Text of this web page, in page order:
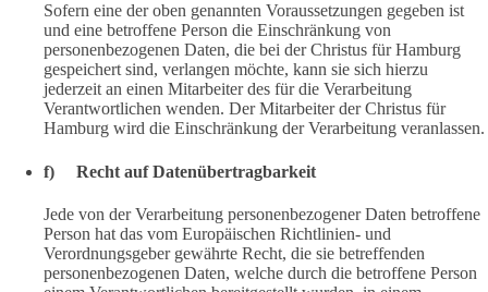
Sofern eine der oben genannten Voraussetzungen gegeben ist
und eine betroffene Person die Einschränkung von
personenbezogenen Daten, die bei der Christus für Hamburg
gespeichert sind, verlangen möchte, kann sie sich hierzu
jederzeit an einen Mitarbeiter des für die Verarbeitung
Verantwortlichen wenden. Der Mitarbeiter der Christus für
Hamburg wird die Einschränkung der Verarbeitung veranlassen.
f) Recht auf Datenübertragbarkeit
Jede von der Verarbeitung personenbezogener Daten betroffene
Person hat das vom Europäischen Richtlinien- und
Verordnungsgeber gewährte Recht, die sie betreffenden
personenbezogenen Daten, welche durch die betroffene Person